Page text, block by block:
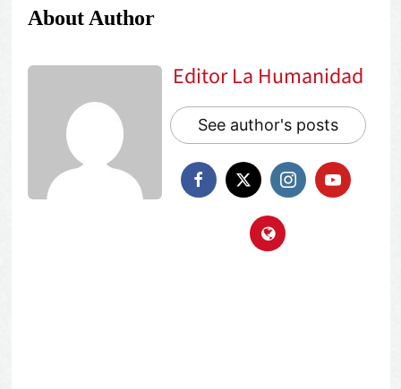
About Author
Editor La Humanidad
See author's posts